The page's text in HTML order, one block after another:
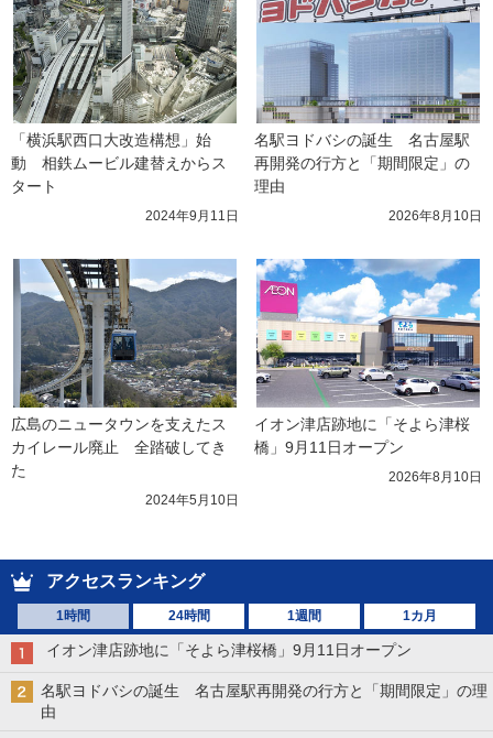
「横浜駅西口大改造構想」始
動　相鉄ムービル建替えからス
タート
2024年9月11日
名駅ヨドバシの誕生　名古屋駅
再開発の行方と「期間限定」の
理由
2026年8月10日
広島のニュータウンを支えたス
カイレール廃止　全踏破してき
た
2024年5月10日
イオン津店跡地に「そよら津桜
橋」9月11日オープン
2026年8月10日
アクセスランキング
1時間 24時間 1週間 1カ月
イオン津店跡地に「そよら津桜橋」9月11日オープン
名駅ヨドバシの誕生 名古屋駅再開発の行方と「期間限定」の理
由